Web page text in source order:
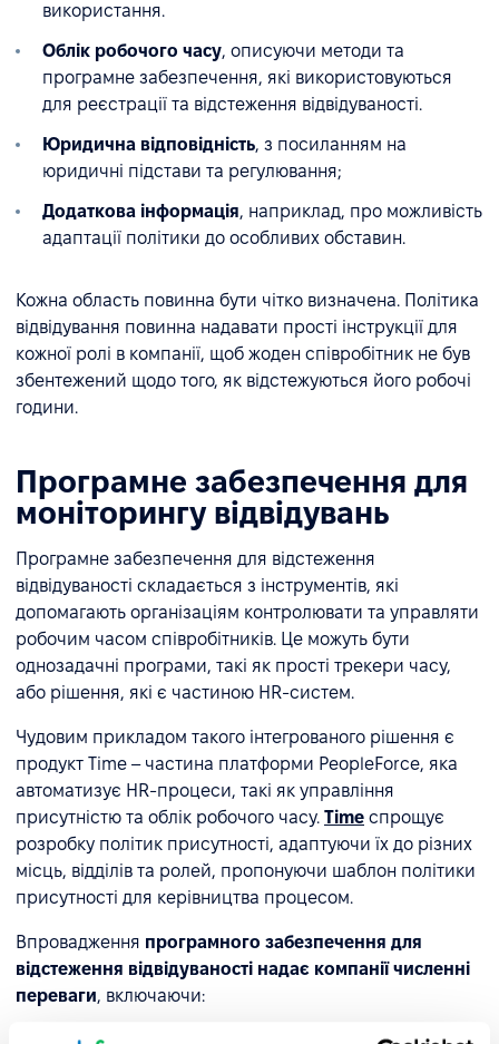
використання.
Облік робочого часу, описуючи методи та
програмне забезпечення, які використовуються
для реєстрації та відстеження відвідуваності.
Юридична відповідність, з посиланням на
юридичні підстави та регулювання;
Додаткова інформація, наприклад, про можливість
адаптації політики до особливих обставин.
Кожна область повинна бути чітко визначена. Політика
відвідування повинна надавати прості інструкції для
кожної ролі в компанії, щоб жоден співробітник не був
збентежений щодо того, як відстежуються його робочі
години.
Програмне забезпечення для
моніторингу відвідувань
Програмне забезпечення для відстеження
відвідуваності складається з інструментів, які
допомагають організаціям контролювати та управляти
робочим часом співробітників. Це можуть бути
однозадачні програми, такі як прості трекери часу,
або рішення, які є частиною HR-систем.
Чудовим прикладом такого інтегрованого рішення є
продукт Time – частина платформи PeopleForce, яка
автоматизує HR-процеси, такі як управління
присутністю та облік робочого часу. Time спрощує
розробку політик присутності, адаптуючи їх до різних
місць, відділів та ролей, пропонуючи шаблон політики
присутності для керівництва процесом.
Впровадження програмного забезпечення для
відстеження відвідуваності надає компанії численні
переваги, включаючи: